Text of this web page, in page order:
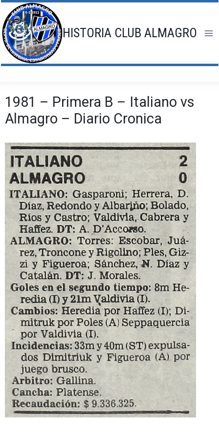
Saltar
al
contenido
HISTORIA CLUB ALMAGRO
1981 – Primera B – Italiano vs
Almagro – Diario Cronica